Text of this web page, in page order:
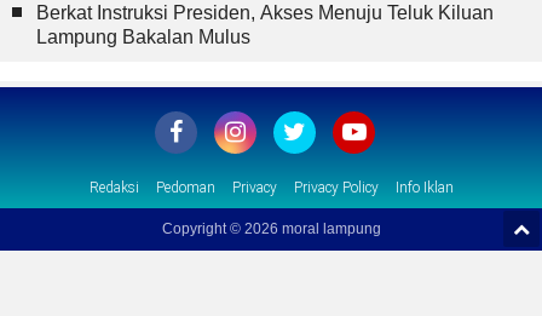
Berkat Instruksi Presiden, Akses Menuju Teluk Kiluan
Lampung Bakalan Mulus
Redaksi Pedoman Privacy Privacy Policy Info Iklan
Copyright © 2026 moral lampung